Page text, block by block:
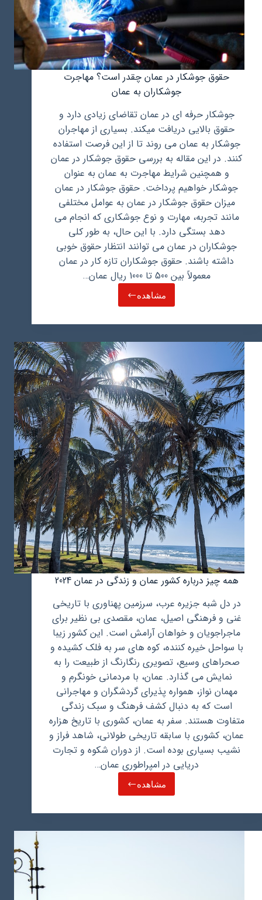
حقوق جوشکار در عمان چقدر است؟ مهاجرت
جوشکاران به عمان
جوشکار حرفه ای در عمان تقاضای زیادی دارد و
حقوق بالایی دریافت میکند. بسیاری از مهاجران
جوشکار به عمان می روند تا از این فرصت استفاده
کنند. در این مقاله به بررسی حقوق جوشکار در عمان
و همچنین شرایط مهاجرت به عمان به عنوان
جوشکار خواهیم پرداخت. حقوق جوشکار در عمان
میزان حقوق جوشکار در عمان به عوامل مختلفی
مانند تجربه، مهارت و نوع جوشکاری که انجام می
دهد بستگی دارد. با این حال، به طور کلی
جوشکاران در عمان می توانند انتظار حقوق خوبی
داشته باشند. حقوق جوشکاران تازه کار در عمان
معمولاً بین 500 تا 1000 ریال عمان…
مشاهدهحقوق
در
چقدر
است؟
مهاجرت
جوشکاران
به
عمان
همه چیز درباره کشور عمان و زندگی در عمان 2024
در دل شبه جزیره عرب، سرزمین پهناوری با تاریخی
غنی و فرهنگی اصیل، عمان، مقصدی بی نظیر برای
ماجراجویان و خواهان آرامش است. این کشور زیبا
با سواحل خیره کننده، کوه های سر به فلک کشیده و
صحراهای وسیع، تصویری رنگارنگ از طبیعت را به
نمایش می گذارد. عمان، با مردمانی خونگرم و
مهمان نواز، همواره پذیرای گردشگران و مهاجرانی
است که به دنبال کشف فرهنگ و سبک زندگی
متفاوت هستند. سفر به عمان، کشوری با تاریخ هزاره
عمان، کشوری با سابقه تاریخی طولانی، شاهد فراز و
نشیب بسیاری بوده است. از دوران شکوه و تجارت
دریایی در امپراطوری عمان…
مشاهده
همه
درباره
عمان